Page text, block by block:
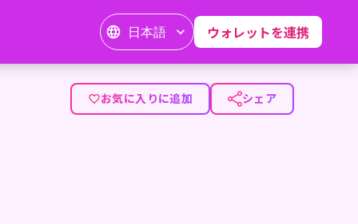
日本語 ウォレットを連携
お気に入りに追加 シェア